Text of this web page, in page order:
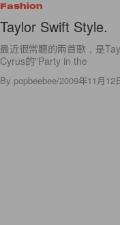
Fashion
Taylor Swift Style.
最近很常聽的兩首歌，是
Cyrus的”Party in the
By popbeebee/2009年11月12